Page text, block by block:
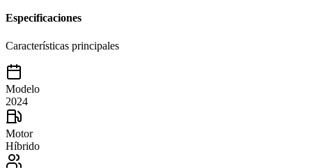
Especificaciones
Características principales
Modelo
2024
Motor
Híbrido